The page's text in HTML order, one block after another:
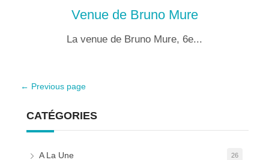
Venue de Bruno Mure
La venue de Bruno Mure, 6e...
← Previous page
CATÉGORIES
A La Une 26